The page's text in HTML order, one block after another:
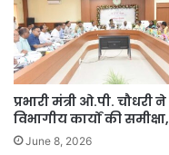
प्रभारी मंत्री ओ.पी. चौधरी
विभागीय कार्यों की
June 8, 2026